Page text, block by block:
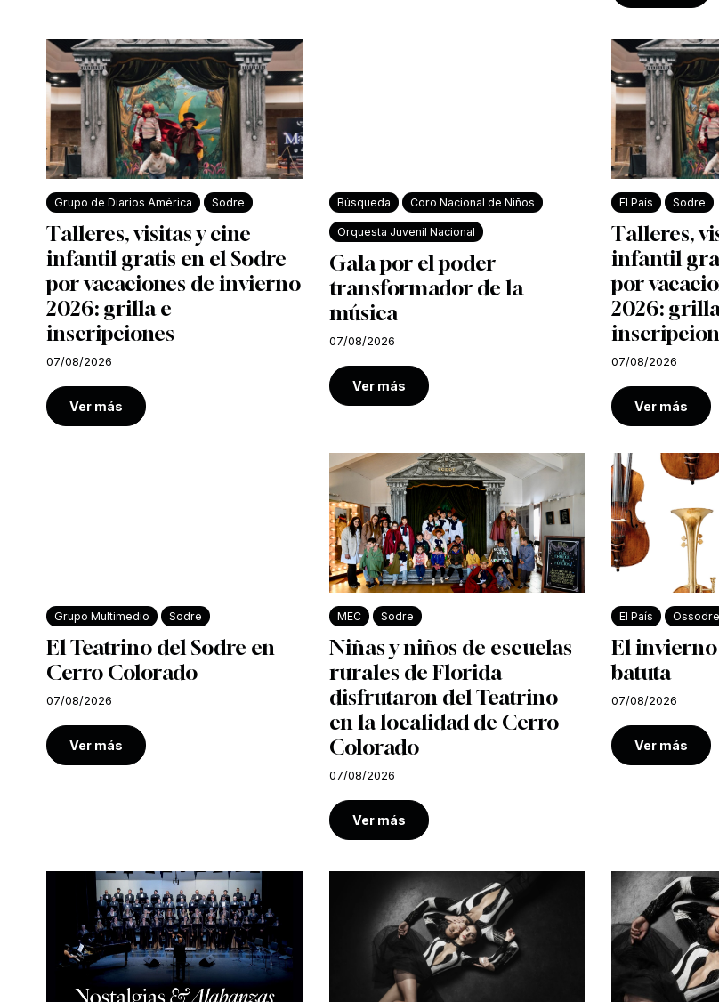
Grupo de Diarios América Sodre
Talleres, visitas y cine
infantil gratis en el Sodre
por vacaciones de invierno
2026: grilla e
inscripciones
07/08/2026
Ver más
Búsqueda Coro Nacional de Niños
Orquesta Juvenil Nacional
Gala por el poder
transformador de la
música
07/08/2026
Ver más
El País Sodre
Talleres,
infantil
por
2026:
07/08/2026
Ver más
Grupo Multimedio Sodre
El Teatrino del Sodre en
Cerro Colorado
07/08/2026
Ver más
MEC Sodre
Niñas y niños de escuelas
rurales de Florida
disfrutaron del Teatrino
en la localidad de Cerro
Colorado
07/08/2026
Ver más
El País Ossodre
El invierno
batuta
07/08/2026
Ver más